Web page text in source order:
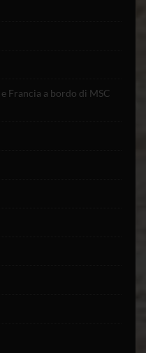
Francia a bordo di MSC